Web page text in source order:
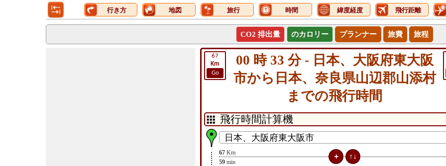
行き方 地図 旅行 時間 緯度経度 飛行距離
CO2 排出量 のカロリー プランナー 旅費 旅程
67
Km
Go
00 時 33 分 - 日本、大阪府東大阪
市から日本、奈良県山辺郡山添村
までの飛行時間
67 Km
59 min